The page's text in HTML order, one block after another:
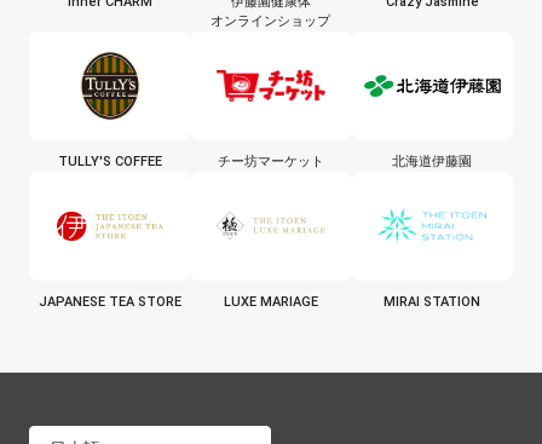
オンラインショップ
TULLY'S COFFEE チー坊マーケット 北海道伊藤園
JAPANESE TEA STORE LUXE MARIAGE MIRAI STATION